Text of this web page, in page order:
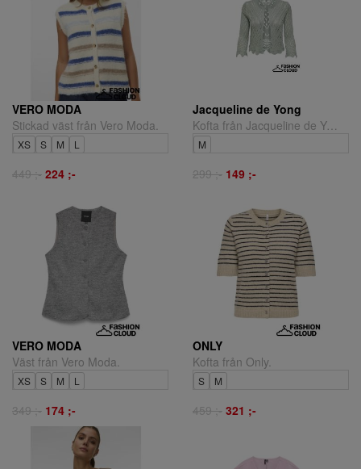
VERO MODA
Stickad väst från Vero Moda.
XS S M L
449 ;- 224 ;-
Jacqueline de Yong
Kofta från Jacqueline de Yong.
M
299 ;- 149 ;-
VERO MODA
Väst från Vero Moda.
XS S M L
349 ;- 174 ;-
ONLY
Kofta från Only.
S M
459 ;- 321 ;-